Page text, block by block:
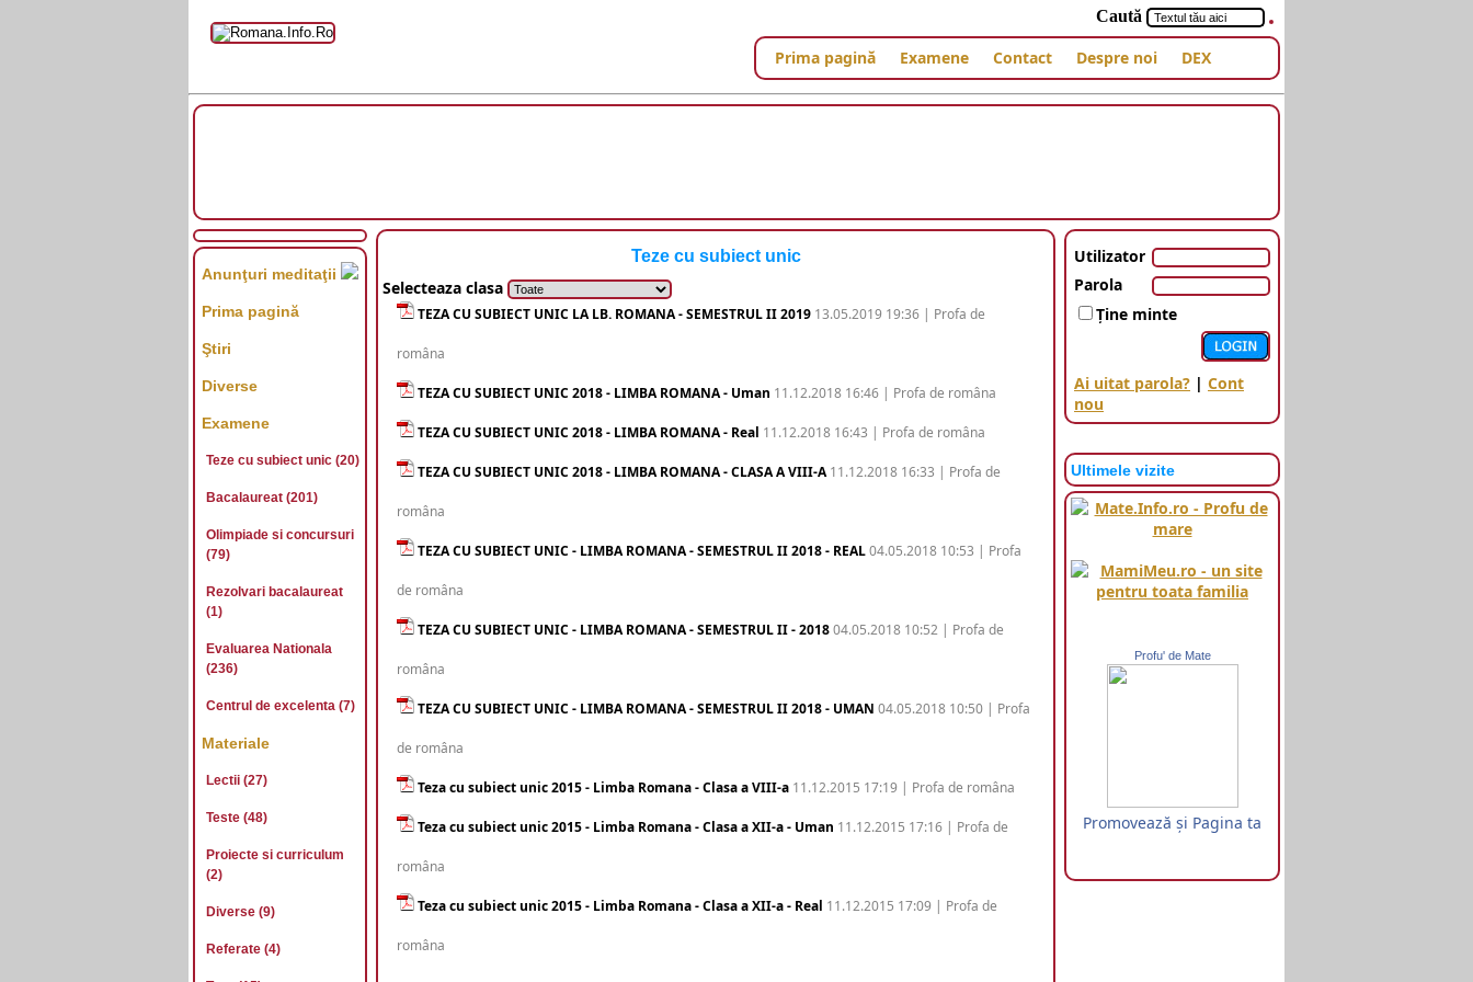
Caută
Prima pagină Examene Contact Despre noi DEX
Teze cu subiect unic
Selecteaza clasa
TEZA CU SUBIECT UNIC LA LB. ROMANA - SEMESTRUL II 2019 13.05.2019 19:36 | Profa de
româna
TEZA CU SUBIECT UNIC 2018 - LIMBA ROMANA - Uman 11.12.2018 16:46 | Profa de româna
TEZA CU SUBIECT UNIC 2018 - LIMBA ROMANA - Real 11.12.2018 16:43 | Profa de româna
TEZA CU SUBIECT UNIC 2018 - LIMBA ROMANA - CLASA A VIII-A11.12.2018 16:33 | Profa de
româna
TEZA CU SUBIECT UNIC - LIMBA ROMANA - SEMESTRUL II 2018 - REAL04.05.2018 10:53 | Profa
de româna
TEZA CU SUBIECT UNIC - LIMBA ROMANA - SEMESTRUL II - 201804.05.2018 10:52 | Profa de
româna
TEZA CU SUBIECT UNIC - LIMBA ROMANA - SEMESTRUL II 2018 - UMAN 04.05.2018 10:50 | Profa
de româna
Teza cu subiect unic 2015 - Limba Romana - Clasa a VIII-a 11.12.2015 17:19 | Profa de româna
Teza cu subiect unic 2015 - Limba Romana - Clasa a XII-a - Uman 11.12.2015 17:16 | Profa de
româna
Teza cu subiect unic 2015 - Limba Romana - Clasa a XII-a - Real 11.12.2015 17:09 | Profa de
româna
Anunţuri meditaţii
Prima pagină
Ştiri
Diverse
Examene
Teze cu subiect unic (20)
Bacalaureat (201)
Olimpiade si concursuri
(79)
Rezolvari bacalaureat
(1)
Evaluarea Nationala
(236)
Centrul de excelenta (7)
Materiale
Lectii (27)
Teste (48)
Proiecte si curriculum
(2)
Diverse (9)
Referate (4)
Utilizator
Parola
Ţine minte
Ai uitat parola? | Cont
nou
Ultimele vizite
Profu' de Mate
Promovează şi Pagina ta